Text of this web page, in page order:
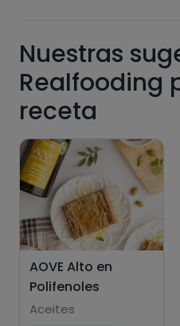
Hazte PLUS para ver
de las recetas, y
Pásate
Nuestras
Realfooding
receta
AOVE Alto en
Polifenoles
Aceites